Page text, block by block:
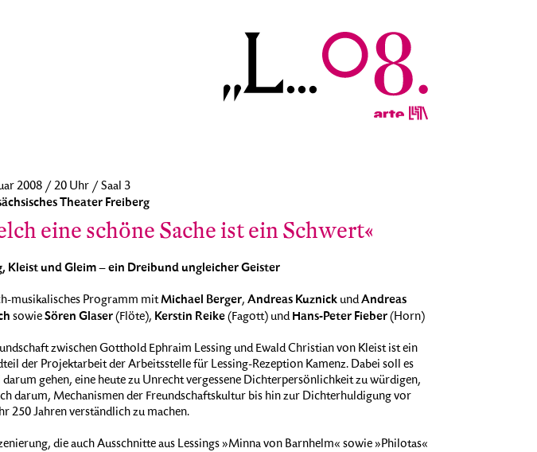
2008 / 20 Uhr / Saal 3
Theater Freiberg
eine schöne Sache ist ein Schwert«
Kleist und Gleim – ein Dreibund ungleicher Geister
musikalisches Programm mitMichael Berger, Andreas KuznickundAndreas
sowieSören Glaser(Flöte), Kerstin Reike(Fagott) und Hans-Peter Fieber(Horn)
zwischen Gotthold Ephraim Lessing und Ewald Christian von Kleist ist ein
der Projektarbeit der Arbeitsstelle für Lessing-Rezeption Kamenz. Dabei soll es
gehen, eine heute zu Unrecht vergessene Dichterpersönlichkeit zu würdigen,
darum, Mechanismen der Freundschaftskultur bis hin zur Dichterhuldigung vor
250 Jahren verständlich zu machen.
die auch Ausschnitte aus Lessings »Minna von Barnhelm« sowie »Philotas«